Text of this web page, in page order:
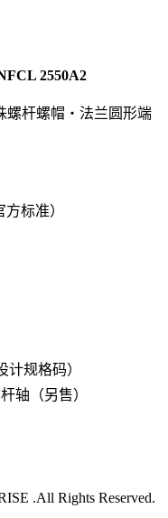
2550A2
螺杆螺帽・法兰圆形端
标准）
计规格码）
轴（另售）
.All Rights Reserved.